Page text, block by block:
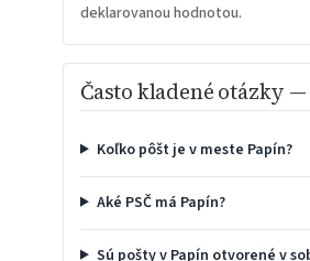
deklarovanou hodnotou.
Často kladené otázky
Koľko pôšt je v meste Papín?
Aké PSČ má Papín?
Sú pošty v Papín otvorené v